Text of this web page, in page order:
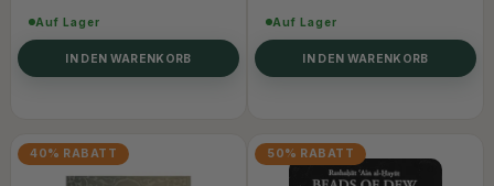
Auf Lager
IN DEN WARENKORB
Auf Lager
IN DEN WARENKORB
40% RABATT 50% RABATT